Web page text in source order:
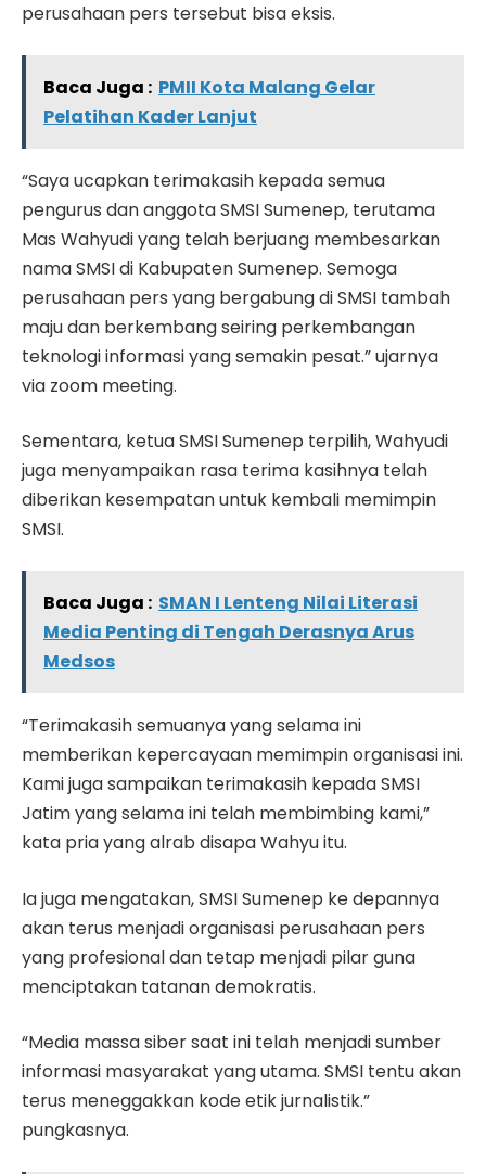
perusahaan pers tersebut bisa eksis.
Baca Juga : PMII Kota Malang Gelar
Pelatihan Kader Lanjut
“Saya ucapkan terimakasih kepada semua
pengurus dan anggota SMSI Sumenep, terutama
Mas Wahyudi yang telah berjuang membesarkan
nama SMSI di Kabupaten Sumenep. Semoga
perusahaan pers yang bergabung di SMSI tambah
maju dan berkembang seiring perkembangan
teknologi informasi yang semakin pesat.” ujarnya
via zoom meeting.
Sementara, ketua SMSI Sumenep terpilih, Wahyudi
juga menyampaikan rasa terima kasihnya telah
diberikan kesempatan untuk kembali memimpin
SMSI.
Baca Juga : SMAN I Lenteng Nilai Literasi
Media Penting di Tengah Derasnya Arus
Medsos
“Terimakasih semuanya yang selama ini
memberikan kepercayaan memimpin organisasi ini.
Kami juga sampaikan terimakasih kepada SMSI
Jatim yang selama ini telah membimbing kami,”
kata pria yang alrab disapa Wahyu itu.
Ia juga mengatakan, SMSI Sumenep ke depannya
akan terus menjadi organisasi perusahaan pers
yang profesional dan tetap menjadi pilar guna
menciptakan tatanan demokratis.
“Media massa siber saat ini telah menjadi sumber
informasi masyarakat yang utama. SMSI tentu akan
terus meneggakkan kode etik jurnalistik.”
pungkasnya.